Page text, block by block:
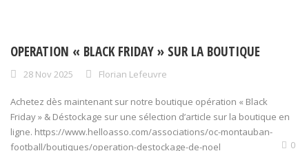
OPERATION « BLACK FRIDAY » SUR LA BOUTIQUE
28 Nov 2025 Florian Lefeuvre
Achetez dès maintenant sur notre boutique opération « Black
Friday » & Déstockage sur une sélection d’article sur la boutique en
ligne. https://www.helloasso.com/associations/oc-montauban-
football/boutiques/operation-destockage-de-noel
0